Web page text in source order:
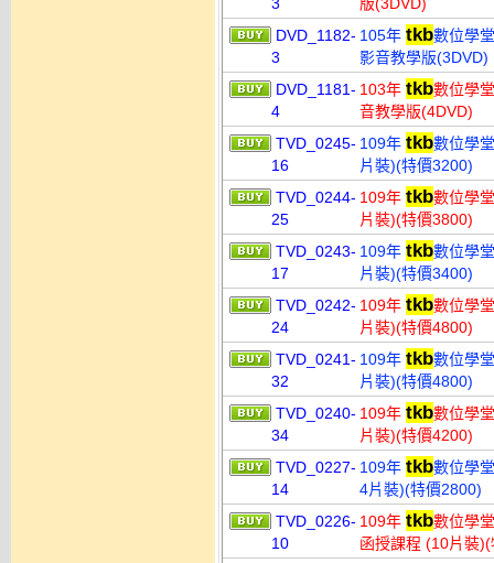
DVD_1182-
3
105年 tkb數位學
影音教學版(3DVD)
DVD_1181-
4
103年 tkb數位學
音教學版(4DVD)
TVD_0245-
16
109年 tkb數位學
片裝)(特價3200)
TVD_0244-
25
109年 tkb數位學
片裝)(特價3800)
TVD_0243-
17
109年 tkb數位學
片裝)(特價3400)
TVD_0242-
24
109年 tkb數位學
片裝)(特價4800)
TVD_0241-
32
109年 tkb數位學
片裝)(特價4800)
TVD_0240-
34
109年 tkb數位學
片裝)(特價4200)
TVD_0227-
14
109年 tkb數位學
4片裝)(特價2800)
TVD_0226-
10
109年 tkb數位學
函授課程 (10片裝